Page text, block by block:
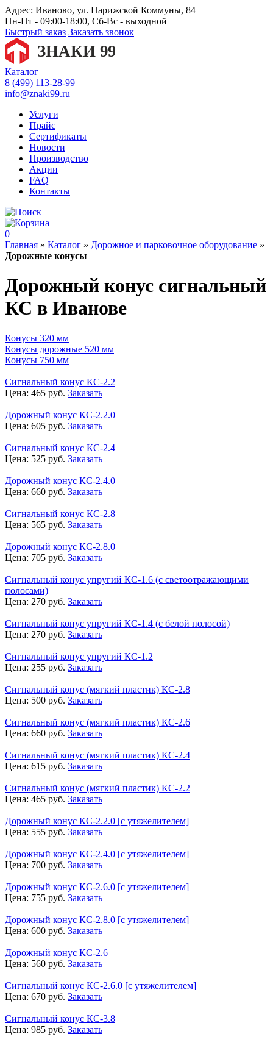
Адрес: Иваново, ул. Парижской Коммуны, 84
Пн-Пт - 09:00-18:00, Сб-Вс - выходной
Быстрый заказ Заказать звонок
Каталог
8 (499) 113-28-99
info@znaki99.ru
Услуги
Прайс
Сертификаты
Новости
Производство
Акции
FAQ
Контакты
0
Главная » Каталог » Дорожное и парковочное оборудование »
Дорожные конусы
Дорожный конус сигнальный
КС в Иванове
Конусы 320 мм
Конусы дорожные 520 мм
Конусы 750 мм
Сигнальный конус КС-2.2
Цена: 465 руб. Заказать
Дорожный конус КС-2.2.0
Цена: 605 руб. Заказать
Сигнальный конус КС-2.4
Цена: 525 руб. Заказать
Дорожный конус КС-2.4.0
Цена: 660 руб. Заказать
Сигнальный конус КС-2.8
Цена: 565 руб. Заказать
Дорожный конус КС-2.8.0
Цена: 705 руб. Заказать
Сигнальный конус упругий КС-1.6 (с светоотражающими
полосами)
Цена: 270 руб. Заказать
Сигнальный конус упругий КС-1.4 (с белой полосой)
Цена: 270 руб. Заказать
Сигнальный конус упругий КС-1.2
Цена: 255 руб. Заказать
Сигнальный конус (мягкий пластик) КС-2.8
Цена: 500 руб. Заказать
Сигнальный конус (мягкий пластик) КС-2.6
Цена: 660 руб. Заказать
Сигнальный конус (мягкий пластик) КС-2.4
Цена: 615 руб. Заказать
Сигнальный конус (мягкий пластик) КС-2.2
Цена: 465 руб. Заказать
Дорожный конус КС-2.2.0 [с утяжелителем]
Цена: 555 руб. Заказать
Дорожный конус КС-2.4.0 [с утяжелителем]
Цена: 700 руб. Заказать
Дорожный конус КС-2.6.0 [с утяжелителем]
Цена: 755 руб. Заказать
Дорожный конус КС-2.8.0 [с утяжелителем]
Цена: 600 руб. Заказать
Дорожный конус КС-2.6
Цена: 560 руб. Заказать
Сигнальный конус КС-2.6.0 [с утяжелителем]
Цена: 670 руб. Заказать
Сигнальный конус КС-3.8
Цена: 985 руб. Заказать